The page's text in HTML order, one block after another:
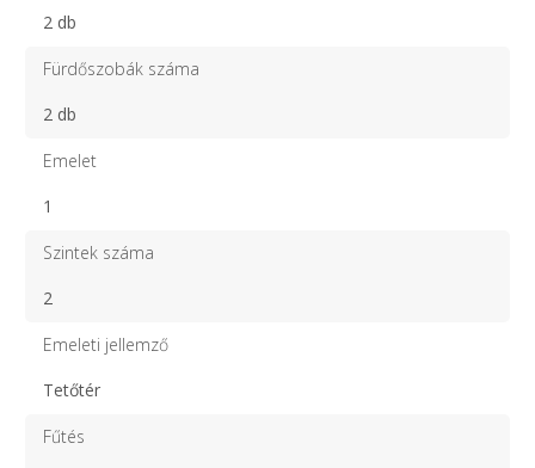
2 db
Fürdőszobák száma
2 db
Emelet
1
Szintek száma
2
Emeleti jellemző
Tetőtér
Fűtés